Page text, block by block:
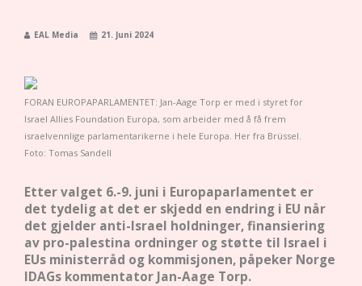
EAL Media 21. Juni 2024
FORAN EUROPAPARLAMENTET: Jan-Aage Torp er med i styret for
Israel Allies Foundation Europa, som arbeider med å få frem
israelvennlige parlamentarikerne i hele Europa. Her fra Brüssel.
Foto: Tomas Sandell
Etter valget 6.-9. juni i Europaparlamentet er
det tydelig at det er skjedd en endring i EU når
det gjelder anti-Israel holdninger, finansiering
av pro-palestina ordninger og støtte til Israel i
EUs ministerråd og kommisjonen, påpeker Norge
IDAGs kommentator Jan-Aage Torp.